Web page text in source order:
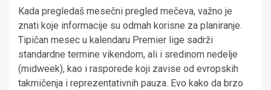
Kada pregledaš mesečni pregled mečeva, važno je
znati koje informacije su odmah korisne za planiranje.
Tipičan mesec u kalendaru Premier lige sadrži
standardne terminе vikendom, ali i sredinom nedelje
(midweek), kao i rasporede koji zavise od evropskih
takmičenja i reprezentativnih pauza. Evo kako da brzo